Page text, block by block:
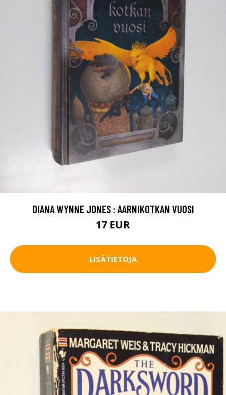
DIANA WYNNE JONES : AARNIKOTKAN VUOSI
17 EUR
LISÄTIETOJA